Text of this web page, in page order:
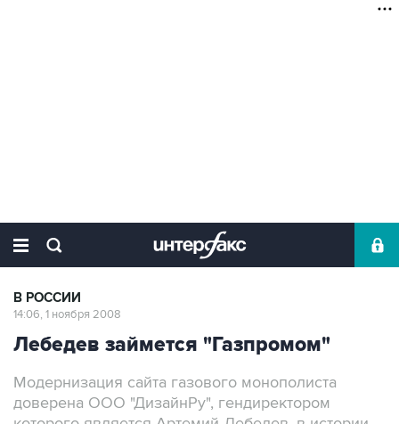
В РОССИИ
14:06, 1 ноября 2008
Лебедев займется "Газпромом"
Модернизация сайта газового монополиста
доверена ООО "ДизайнРу", гендиректором